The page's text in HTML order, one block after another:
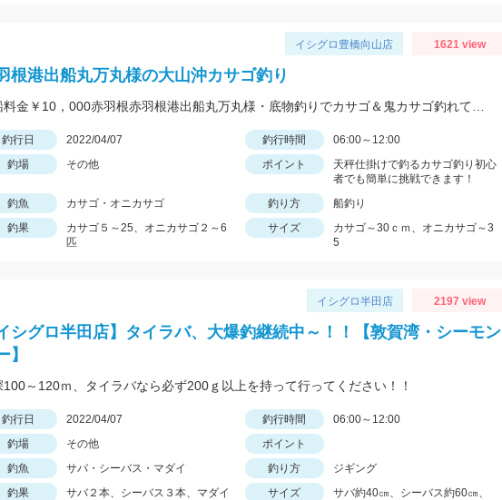
イシグロ豊橋向山店 1621 view
根港出船丸万丸様の大山沖カサゴ釣り
釣行日 2022/04/07 釣行時間
06:00～12:00
釣場
その他 ポイント
天秤仕掛けで釣るカサゴ釣り初心
者でも簡単に挑戦できます！
釣魚
カサゴ・オニカサゴ 釣り方
船釣り
釣果
カサゴ５～25、オニカサゴ２～6
匹
サイズ
カサゴ～30ｃｍ、オニカサゴ～3
5
イシグロ半田店 2197 view
イシグロ半田店】タイラバ、大爆釣継続中～！！【敦賀湾・シーモン
】
100～120ｍ、タイラバなら必ず200ｇ以上を持って行ってください！！
釣行日 2022/04/07 釣行時間
06:00～12:00
釣場
その他
ポイント
釣魚
サバ・シーバス・マダイ 釣り方
ジギング
釣果
サバ２本、シーバス３本、マダイ
サイズ
サバ約40㎝、シーバス約60㎝、